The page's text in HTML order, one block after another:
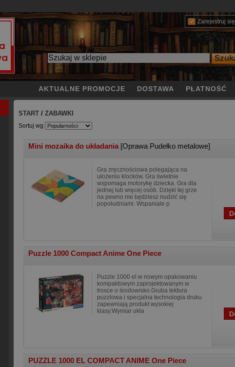
Zarejestruj się
AKTUALNE PROMOCJE DOSTAWA PŁATNOŚĆ
START / ZABAWKI
Sortuj wg
Mini mozaika do układania [Oprawa Pudełko metalowe]
Gra zręcznościowa polegająca na
ułożeniu klocków. Gra świetnie
wspomaga motorykę dziecka. Gra dla
jednej lub więcej osób. Dzięki tej grze
na pewno nie będziesz nudzić się
popołudniami. Wspaniale p
Puzzle 1000 Compact Anime One Piece
Puzzle 1000 el w nowym opakowaniu
kompaktowym zaprojektowanym w
trosce o środowisko.Gruba tektura
puzzlowa i specjalna technologia druku
zapewniają produkt wysokiej
klasy.Wymiar ukła
PUZZLE 1000 EL COMPACT ANIME One Piece